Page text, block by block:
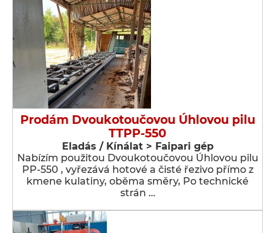
Prodám Dvoukotoučovou Úhlovou pilu
TTPP-550
Eladás / Kínálat > Faipari gép
Nabízím použitou Dvoukotoučovou Úhlovou pilu
PP-550 , vyřezává hotové a čisté řezivo přímo z
kmene kulatiny, oběma směry, Po technické
strán …